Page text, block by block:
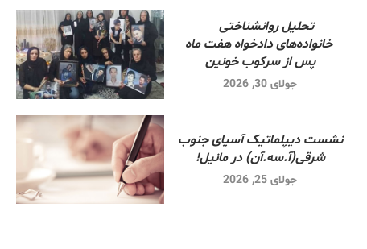
تحلیل روانشناختی
خانواده‌های دادخواه هفت ماه
پس از سرکوب خونین
جولای 30, 2026
نشست دیپلماتیک آسیای جنوب
شرقی‌(آ.سه.آن) در مانیل!
جولای 25, 2026